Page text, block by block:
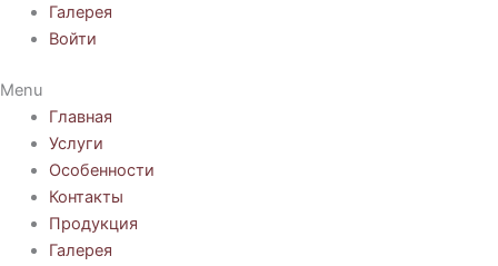
Галерея
Войти
Menu
Главная
Услуги
Особенности
Контакты
Продукция
Галерея